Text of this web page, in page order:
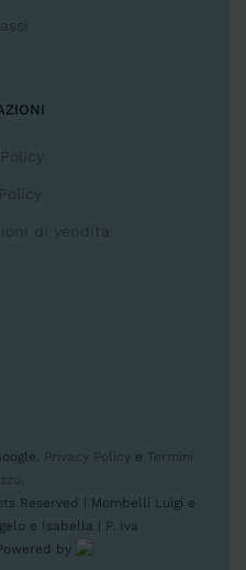
di vendita
Privacy Policy e Termini
.
Reserved | Mombelli Luigi e
e Isabella | P. Iva
by